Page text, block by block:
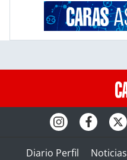
Diario Perfil Noticias